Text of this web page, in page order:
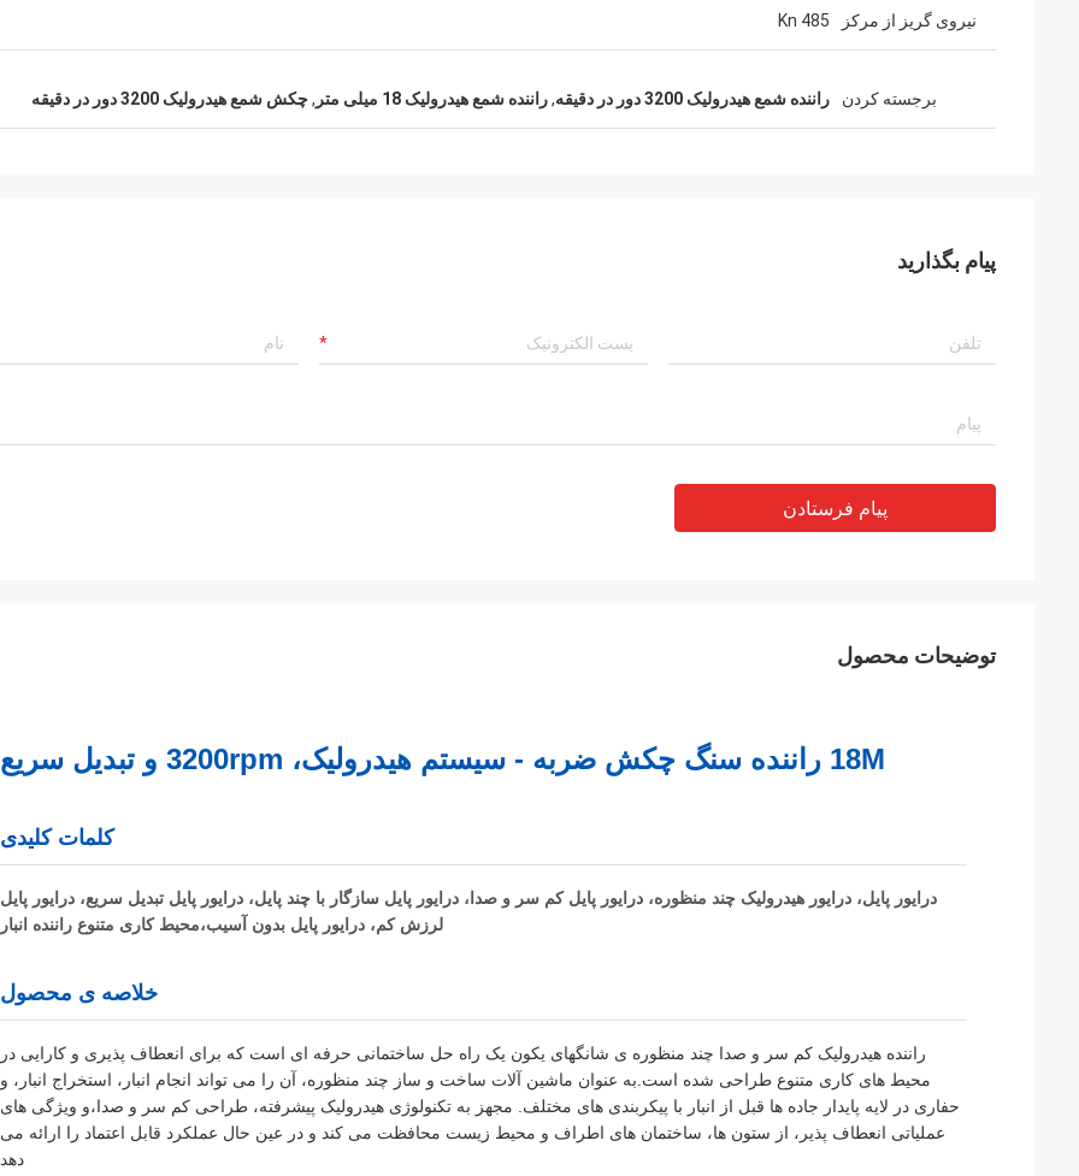
نیروی گریز از مرکز 485 Kn
برجسته کردن راننده شمع هیدرولیک 3200 دور در دقیقه ,راننده شمع هیدرولیک 18 میلی متر ,چکش شمع هیدرولیک 3200 دور در دقیقه
پیام بگذارید
پیام فرستادن
توضیحات محصول
18M راننده سنگ چکش ضربه - سیستم هیدرولیک، 3200rpm و تبدیل سریع
کلمات کلیدی
درایور پایل، درایور هیدرولیک چند منظوره، درایور پایل کم سر و صدا، درایور پایل سازگار با چند پایل، درایور پایل تبدیل سریع، درایور پایل
لرزش کم، درایور پایل بدون آسیب،محیط کاری متنوع راننده انبار
خلاصه ی محصول
راننده هیدرولیک کم سر و صدا چند منظوره ی شانگهای یکون یک راه حل ساختمانی حرفه ای است که برای انعطاف پذیری و کارایی در
محیط های کاری متنوع طراحی شده است.به عنوان ماشین آلات ساخت و ساز چند منظوره، آن را می تواند انجام انبار، استخراج انبار، و
حفاری در لایه پایدار جاده ها قبل از انبار با پیکربندی های مختلف. مجهز به تکنولوژی هیدرولیک پیشرفته، طراحی کم سر و صدا،و ویژگی های
عملیاتی انعطاف پذیر، از ستون ها، ساختمان های اطراف و محیط زیست محافظت می کند و در عین حال عملکرد قابل اعتماد را ارائه می
دهد